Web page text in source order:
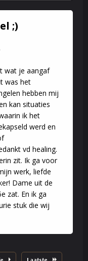
;)
wat je aangaf
was het
hebben mij
kan situaties
ik het
werd en
vd healing.
zit. Ik ga voor
werk, liefde
Dame uit de
zat. En ik ga
stuk die wij
Laatste